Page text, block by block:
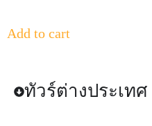
Add to cart
ทัวร์ต่างประเทศ